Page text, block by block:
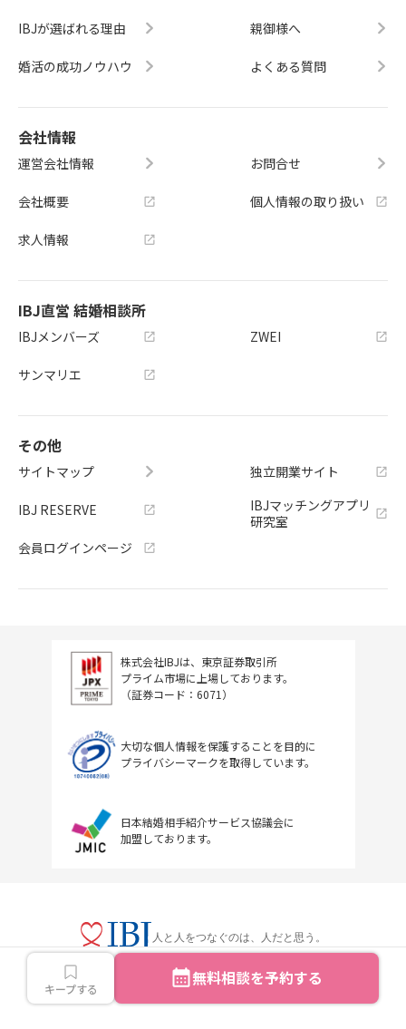
キープする 無料相談を予約する
IBJが選ばれる理由
婚活の成功ノウハウ
親御様へ
よくある質問
会社情報
運営会社情報
会社概要
求人情報
お問合せ
個人情報の取り扱い
IBJ直営 結婚相談所
IBJメンバーズ
サンマリエ
ZWEI
その他
サイトマップ
IBJ RESERVE
会員ログインページ
独立開業サイト
IBJマッチングアプリ
研究室
株式会社IBJは、東京証券取引所
プライム市場に上場しております。
（証券コード：6071）
大切な個人情報を保護することを目的に
プライバシーマークを取得しています。
日本結婚相手紹介サービス協議会に
加盟しております。
人と人をつなぐのは、人だと思う。